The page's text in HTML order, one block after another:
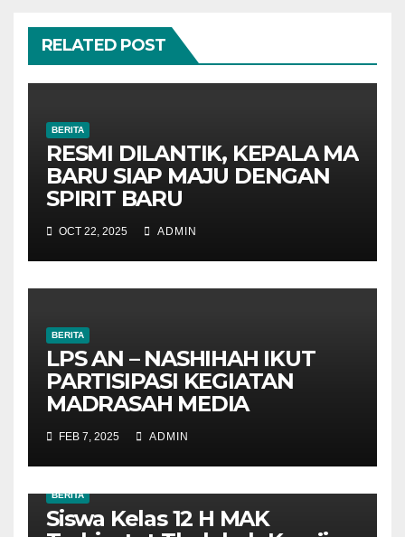
RELATED POST
BERITA
RESMI DILANTIK, KEPALA MA
BARU SIAP MAJU DENGAN
SPIRIT BARU
OCT 22, 2025 ADMIN
BERITA
LPS AN – NASHIHAH IKUT
PARTISIPASI KEGIATAN
MADRASAH MEDIA
FEB 7, 2025 ADMIN
BERITA
Siswa Kelas 12 H MAK